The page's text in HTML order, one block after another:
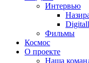
Интервью
Фильмы
Космос
О проекте
Наша